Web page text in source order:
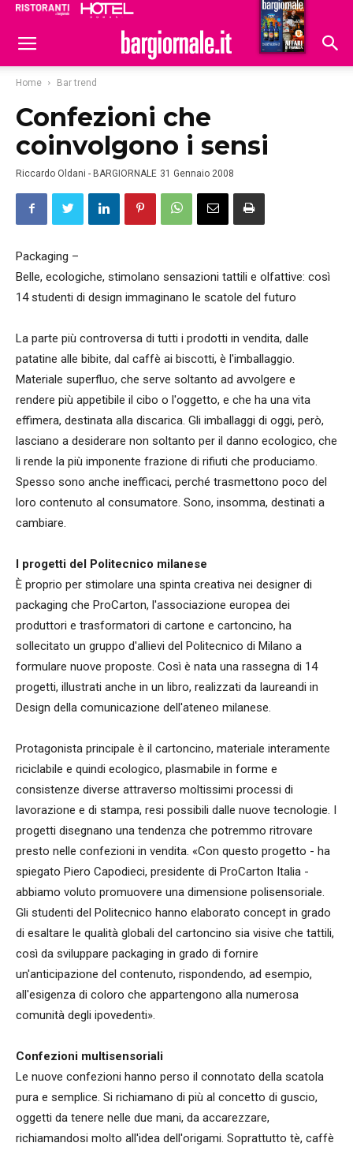
Hoteldomani
Home Bar trend
Confezioni che
coinvolgono i sensi
Riccardo Oldani - BARGIORNALE 31 Gennaio 2008
Packaging –
Belle, ecologiche, stimolano sensazioni tattili e olfattive: così
14 studenti di design immaginano le scatole del futuro
La parte più controversa di tutti i prodotti in vendita, dalle
patatine alle bibite, dal caffè ai biscotti, è l'imballaggio.
Materiale superfluo, che serve soltanto ad avvolgere e
rendere più appetibile il cibo o l'oggetto, e che ha una vita
effimera, destinata alla discarica. Gli imballaggi di oggi, però,
lasciano a desiderare non soltanto per il danno ecologico, che
li rende la più imponente frazione di rifiuti che produciamo.
Spesso sono anche inefficaci, perché trasmettono poco del
loro contenuto al consumatore. Sono, insomma, destinati a
cambiare.
I progetti del Politecnico milanese
È proprio per stimolare una spinta creativa nei designer di
packaging che ProCarton, l'associazione europea dei
produttori e trasformatori di cartone e cartoncino, ha
sollecitato un gruppo d'allievi del Politecnico di Milano a
formulare nuove proposte. Così è nata una rassegna di 14
progetti, illustrati anche in un libro, realizzati da laureandi in
Design della comunicazione dell'ateneo milanese.
Protagonista principale è il cartoncino, materiale interamente
riciclabile e quindi ecologico, plasmabile in forme e
consistenze diverse attraverso moltissimi processi di
lavorazione e di stampa, resi possibili dalle nuove tecnologie. I
progetti disegnano una tendenza che potremmo ritrovare
presto nelle confezioni in vendita. «Con questo progetto - ha
spiegato Piero Capodieci, presidente di ProCarton Italia -
abbiamo voluto promuovere una dimensione polisensoriale.
Gli studenti del Politecnico hanno elaborato concept in grado
di esaltare le qualità globali del cartoncino sia visive che tattili,
così da sviluppare packaging in grado di fornire
un'anticipazione del contenuto, rispondendo, ad esempio,
all'esigenza di coloro che appartengono alla numerosa
comunità degli ipovedenti».
Confezioni multisensoriali
Le nuove confezioni hanno perso il connotato della scatola
pura e semplice. Si richiamano di più al concetto di guscio,
oggetti da tenere nelle due mani, da accarezzare,
richiamandosi molto all'idea dell'origami. Soprattutto tè, caffè